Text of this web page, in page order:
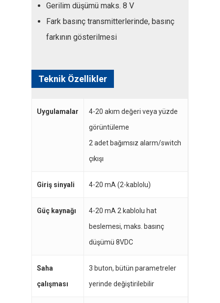
Gerilim düşümü maks. 8 V
Fark basınç transmitterlerinde, basınç
farkının gösterilmesi
Teknik Özellikler
Uygulamalar
4-20 akım değeri veya yüzde
görüntüleme
2 adet bağımsız alarm/switch
çıkışı
Giriş sinyali 4-20 mA (2-kablolu)
Güç kaynağı
4-20 mA 2 kablolu hat
beslemesi, maks. basınç
düşümü 8VDC
Saha
çalışması
3 buton, bütün parametreler
yerinde değiştirilebilir